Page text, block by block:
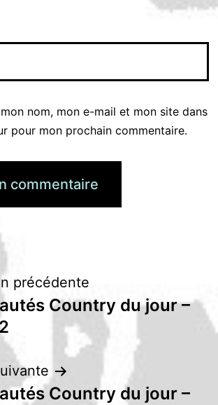
nom, mon e-mail et mon site dans
pour mon prochain commentaire.
précédente
Country du jour –
Country du jour –